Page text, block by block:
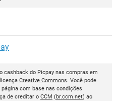
cashback do Picpay nas compras em
Creative Commons. Você pode
com base nas condições
de creditar o CCM (br.ccm.net) ao